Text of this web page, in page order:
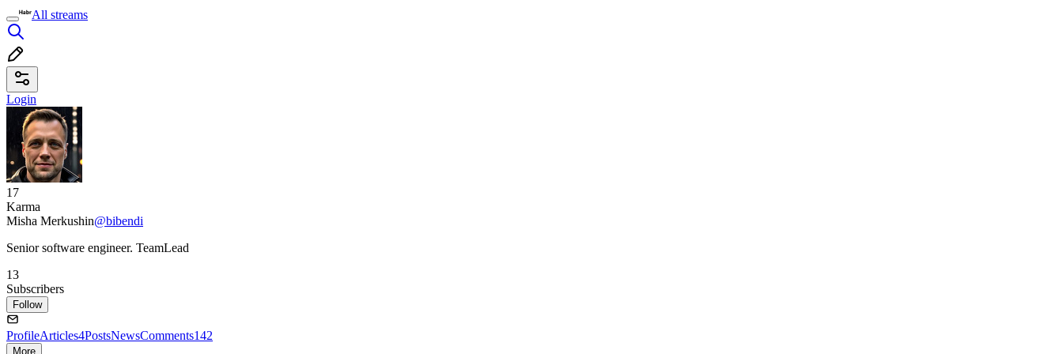
All streams
Login
17
Karma
Misha Merkushin@bibendi
Senior software engineer. TeamLead
13
Subscribers
Follow
ProfileArticles4PostsNewsComments142
More